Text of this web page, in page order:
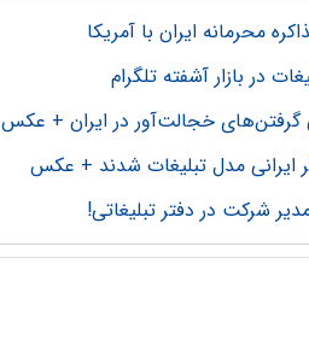
محرمانه ایران با آمریکا
در بازار آشفته تلگرام
گرفتن‌های خجالت‌آور در ایران + عکس
ایرانی مدل تبلیغات شدند + عکس
شرکت در دفتر تبلیغاتی!